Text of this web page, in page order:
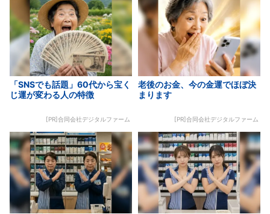
「SNSでも話題」60代から宝く
じ運が変わる人の特徴
[PR]合同会社デジタルファーム
老後のお金、今の金運でほぼ決
まります
[PR]合同会社デジタルファーム